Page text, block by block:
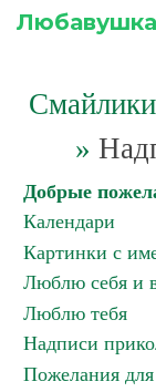
»
Добрые
Календари
Картинки с
Люблю себя и
Люблю тебя
Надписи
Пожелания для